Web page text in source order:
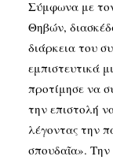
Σύμφωνα με
Θηβών,
διάρκεια του
εμπιστευτικά
προτίμησε να
την επιστολή
λέγοντας την
σπουδαῖα». Την